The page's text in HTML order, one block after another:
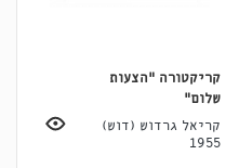
קריקטורה "הצעות
שלום"
קריאל גרדוש (דוש)
1955